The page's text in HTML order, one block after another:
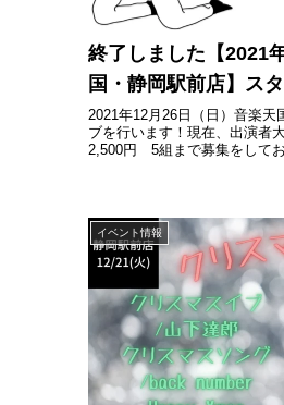
終了しました【2021
国・静岡駅前店】ス
2021年12月26日（日）音楽天
ブを行います！現在、出演者
2,500円 5組まで募集をして
イベント情報